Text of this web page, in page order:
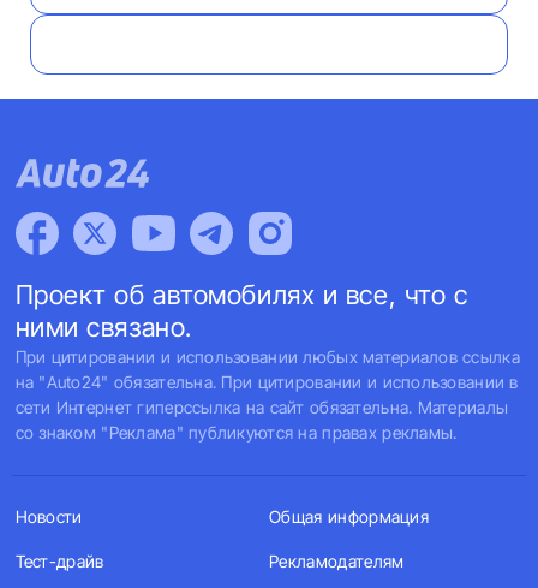
Проект об автомобилях и все, что с
ними связано.
При цитировании и использовании любых материалов ссылка
на "Auto24" обязательна. При цитировании и использовании в
сети Интернет гиперссылка на сайт обязательна. Материалы
со знаком "Реклама" публикуются на правах рекламы.
Новости
Тест-драйв
Общая информация
Рекламодателям